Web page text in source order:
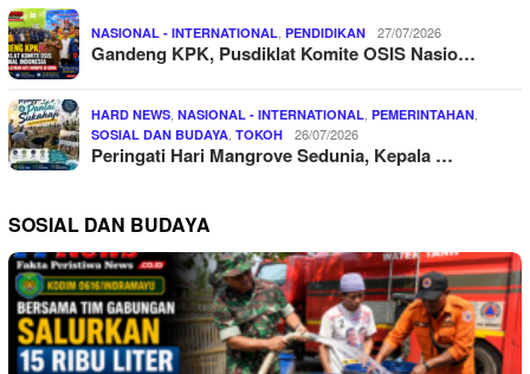
NASIONAL - INTERNATIONAL, PENDIDIKAN 27/07/2026
Gandeng KPK, Pusdiklat Komite OSIS Nasio…
HARD NEWS, NASIONAL - INTERNATIONAL, PEMERINTAHAN,
SOSIAL DAN BUDAYA, TOKOH 26/07/2026
Peringati Hari Mangrove Sedunia, Kepala …
SOSIAL DAN BUDAYA